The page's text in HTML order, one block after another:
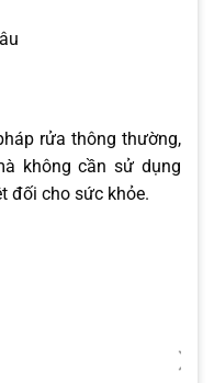
rửa thông thường,
không cần sử dụng
đối cho sức khỏe.